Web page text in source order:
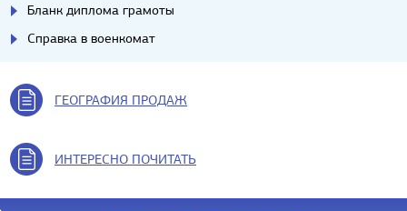
Бланк диплома грамоты
Справка в военкомат
ГЕОГРАФИЯ ПРОДАЖ
ИНТЕРЕСНО ПОЧИТАТЬ